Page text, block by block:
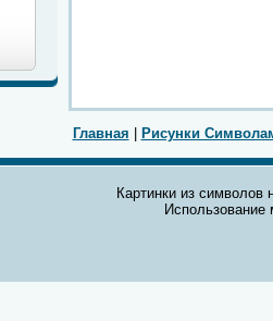
Главная Рисунки
Картинки из символов
Использование